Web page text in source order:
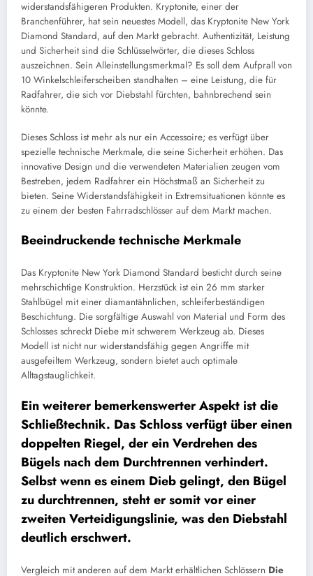
widerstandsfähigeren Produkten. Kryptonite, einer der
Branchenführer, hat sein neuestes Modell, das Kryptonite New York
Diamond Standard, auf den Markt gebracht. Authentizität, Leistung
und Sicherheit sind die Schlüsselwörter, die dieses Schloss
auszeichnen. Sein Alleinstellungsmerkmal? Es soll dem Aufprall von
10 Winkelschleiferscheiben standhalten – eine Leistung, die für
Radfahrer, die sich vor Diebstahl fürchten, bahnbrechend sein
könnte.
Dieses Schloss ist mehr als nur ein Accessoire; es verfügt über
spezielle technische Merkmale, die seine Sicherheit erhöhen. Das
innovative Design und die verwendeten Materialien zeugen vom
Bestreben, jedem Radfahrer ein Höchstmaß an Sicherheit zu
bieten. Seine Widerstandsfähigkeit in Extremsituationen könnte es
zu einem der besten Fahrradschlösser auf dem Markt machen.
Beeindruckende technische Merkmale
Das Kryptonite New York Diamond Standard besticht durch seine
mehrschichtige Konstruktion. Herzstück ist ein 26 mm starker
Stahlbügel mit einer diamantähnlichen, schleiferbeständigen
Beschichtung. Die sorgfältige Auswahl von Material und Form des
Schlosses schreckt Diebe mit schwerem Werkzeug ab. Dieses
Modell ist nicht nur widerstandsfähig gegen Angriffe mit
ausgefeiltem Werkzeug, sondern bietet auch optimale
Alltagstauglichkeit.
Ein weiterer bemerkenswerter Aspekt ist die
Schließtechnik. Das Schloss verfügt über einen
doppelten Riegel, der ein Verdrehen des
Bügels nach dem Durchtrennen verhindert.
Selbst wenn es einem Dieb gelingt, den Bügel
zu durchtrennen, steht er somit vor einer
zweiten Verteidigungslinie, was den Diebstahl
deutlich erschwert.
Vergleich mit anderen auf dem Markt erhältlichen Schlössern Die